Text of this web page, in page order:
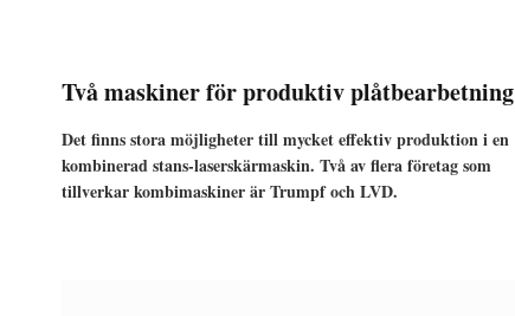
Två maskiner för produktiv plåtbearbetning
Det finns stora möjligheter till mycket effektiv produktion i en
kombinerad stans-laserskärmaskin. Två av flera företag som
tillverkar kombimaskiner är Trumpf och LVD.